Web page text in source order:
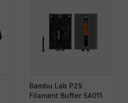
Bambu Lab P2S
Filament Buffer SA011